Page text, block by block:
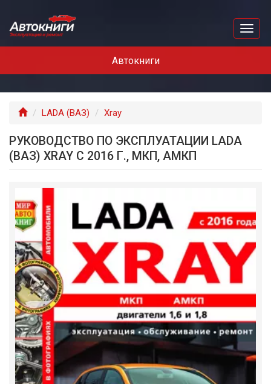
Автокниги
ГлавнаяLADA (ВАЗ) Xray
РУКОВОДСТВО ПО ЭКСПЛУАТАЦИИ LADA
(ВАЗ) XRAY С 2016 Г., МКП, АМКП